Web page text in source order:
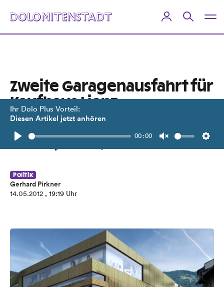
Ihr Dolo Plus Vorteil:
Diesen Artikel jetzt anhören
Play
00:00
Unmute
Zweite Garagenausfahrt für
Kaufhaus Lienz
Geplanter Eröffnungstermin für EKZ
auf Frühjahr 2014 verschoben.
Politik
Gerhard Pirkner
14.05.2012 , 19:19 Uhr